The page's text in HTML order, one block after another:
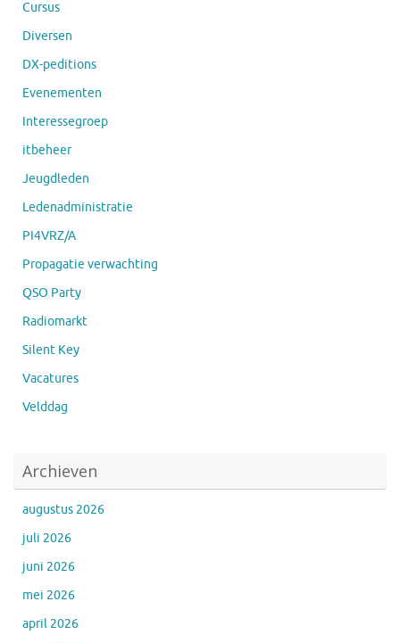
Cursus
Diversen
DX-peditions
Evenementen
Interessegroep
itbeheer
Jeugdleden
Ledenadministratie
PI4VRZ/A
Propagatie verwachting
QSO Party
Radiomarkt
Silent Key
Vacatures
Velddag
Archieven
augustus 2026
juli 2026
juni 2026
mei 2026
april 2026